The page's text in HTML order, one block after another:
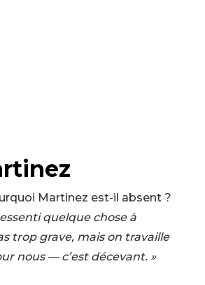
Martinez est-il absent ?
quelque chose à
trop grave, mais on travaille
nous — c’est décevant. »